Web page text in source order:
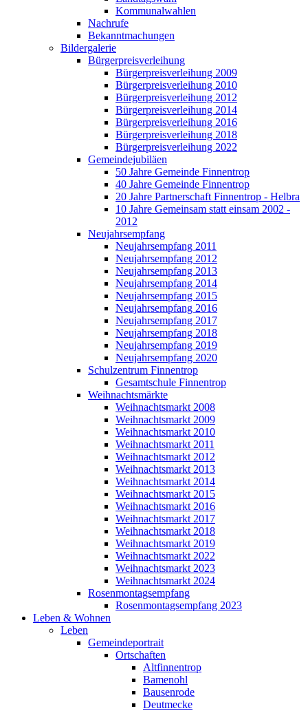
Kommunalwahlen
Nachrufe
Bekanntmachungen
Bildergalerie
Bürgerpreisverleihung
Bürgerpreisverleihung 2009
Bürgerpreisverleihung 2010
Bürgerpreisverleihung 2012
Bürgerpreisverleihung 2014
Bürgerpreisverleihung 2016
Bürgerpreisverleihung 2018
Bürgerpreisverleihung 2022
Gemeindejubiläen
50 Jahre Gemeinde Finnentrop
40 Jahre Gemeinde Finnentrop
20 Jahre Partnerschaft Finnentrop - Helbra
10 Jahre Gemeinsam statt einsam 2002 -
2012
Neujahrsempfang
Neujahrsempfang 2011
Neujahrsempfang 2012
Neujahrsempfang 2013
Neujahrsempfang 2014
Neujahrsempfang 2015
Neujahrsempfang 2016
Neujahrsempfang 2017
Neujahrsempfang 2018
Neujahrsempfang 2019
Neujahrsempfang 2020
Schulzentrum Finnentrop
Gesamtschule Finnentrop
Weihnachtsmärkte
Weihnachtsmarkt 2008
Weihnachtsmarkt 2009
Weihnachtsmarkt 2010
Weihnachtsmarkt 2011
Weihnachtsmarkt 2012
Weihnachtsmarkt 2013
Weihnachtsmarkt 2014
Weihnachtsmarkt 2015
Weihnachtsmarkt 2016
Weihnachtsmarkt 2017
Weihnachtsmarkt 2018
Weihnachtsmarkt 2019
Weihnachtsmarkt 2022
Weihnachtsmarkt 2023
Weihnachtsmarkt 2024
Rosenmontagsempfang
Rosenmontagsempfang 2023
Leben & Wohnen
Leben
Gemeindeportrait
Ortschaften
Altfinnentrop
Bamenohl
Bausenrode
Deutmecke